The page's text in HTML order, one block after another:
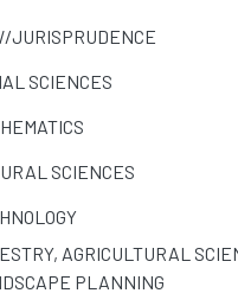
JURISPRUDENCE
SCIENCES
SCIENCES
AGRICULTURAL
PLANNING